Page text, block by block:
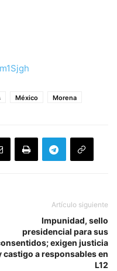
México Morena
Artículo siguiente
Impunidad, sello
presidencial para sus
exigen justicia
castigo a responsables en
L12